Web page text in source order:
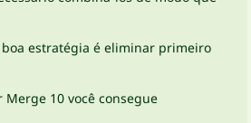
estratégia é eliminar primeiro
10 você consegue